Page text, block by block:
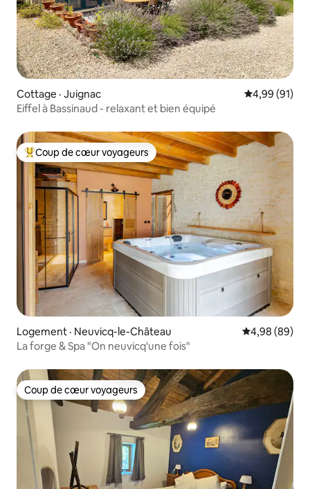
Cottage · Juignac Note
4,99 (91)
Eiffel à Bassinaud - relaxant et bien équipé
Coup de cœur voyageurs parmi les plus aimés
Coup de cœur voyageurs
Logement · Neuvicq-le-Château Note
4,98 (89)
La forge & Spa "On neuvicq'une fois"
Coup de cœur voyageurs
Coup de cœur voyageurs